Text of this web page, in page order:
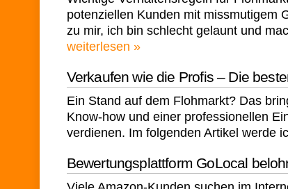
potenziellen Kunden mit missmutigem
zu mir, ich bin schlecht gelaunt und
weiterlesen »
Verkaufen wie die Profis – Die
Ein Stand auf dem Flohmarkt? Das
Know-how und einer professionellen
verdienen. Im folgenden Artikel werde
Bewertungsplattform GoLocal